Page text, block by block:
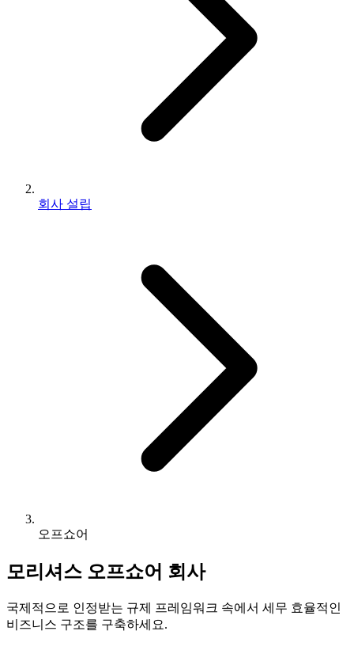
회사 설립
오프쇼어
모리셔스 오프쇼어 회사
국제적으로 인정받는 규제 프레임워크 속에서 세무 효율적인
비즈니스 구조를 구축하세요.